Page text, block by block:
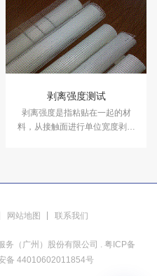
温、交变湿热度或恒定试验的温
度环境变化后的参数及性能。
剥离强度测试
剥离强度是指粘贴在一起的材
料，从接触面进行单位宽度剥离
网站地图 联系我们
务（广州）股份有限公司 . 粤ICP备
备 44010602011854号